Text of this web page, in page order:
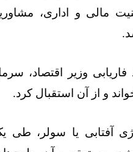
مالی و اداری،
.
فاریابی وزیر اقتصاد،
و از آن استقبال کرد.
آفتابی یا سولر،